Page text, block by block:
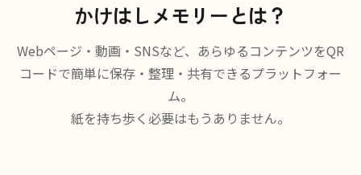
かけはしメモリーとは？
Webページ・動画・SNSなど、あらゆるコンテンツをQR
コードで簡単に保存・整理・共有できるプラットフォー
ム。
紙を持ち歩く必要はもうありません。